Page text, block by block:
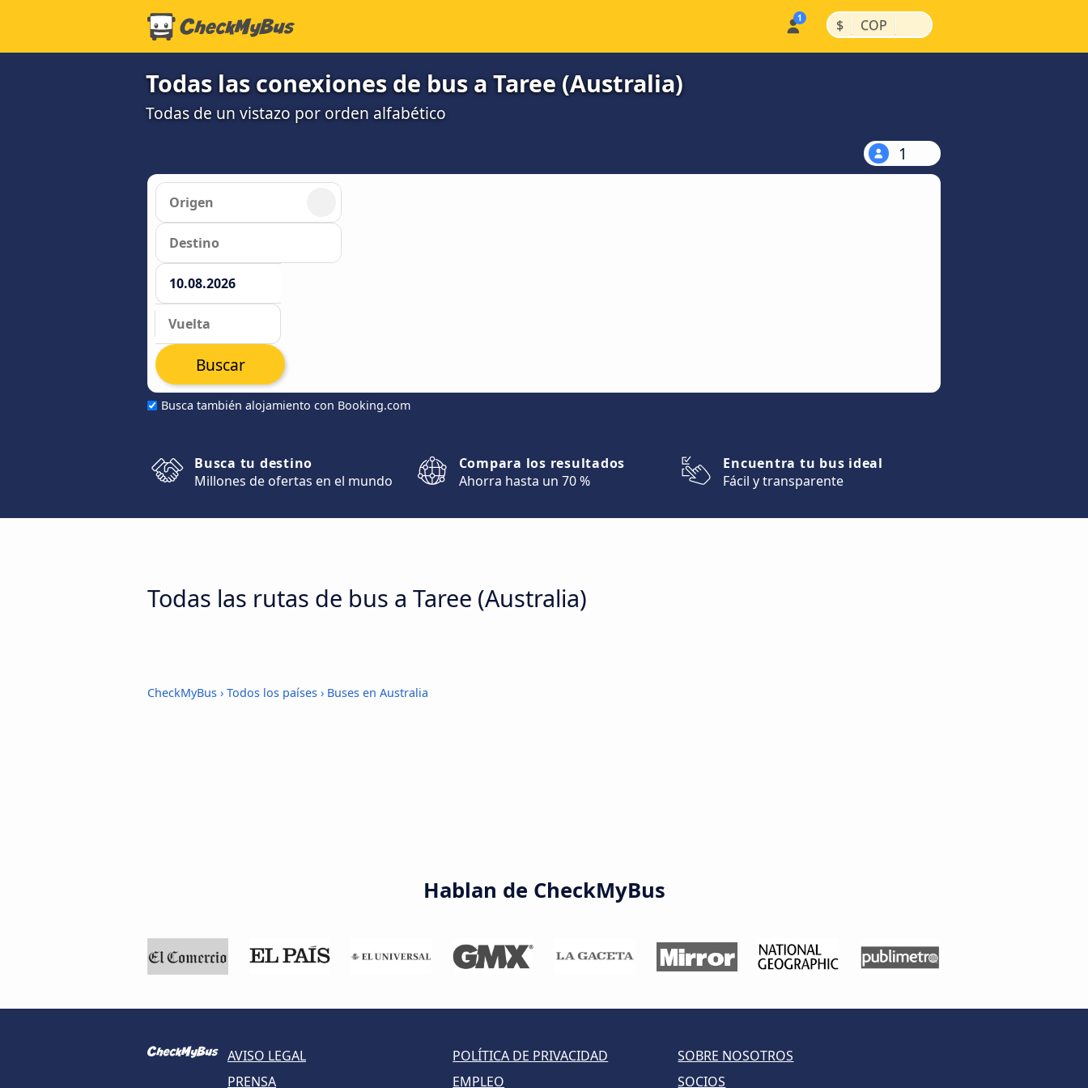
$ | COP |
Todas las conexiones de bus a Taree (Australia)
Todas de un vistazo por orden alfabético
1
Busca también alojamiento con Booking.com
Buscar
Busca tu destino
Millones de ofertas en el mundo
Compara los resultados
Ahorra hasta un 70 %
Encuentra tu bus ideal
Fácil y transparente
Todas las rutas de bus a Taree (Australia)
CheckMyBus › Todos los países › Buses en Australia
Hablan de CheckMyBus
AVISO LEGAL POLÍTICA DE PRIVACIDAD
SOBRE NOSOTROS
PRENSA
EMPLEO SOCIOS